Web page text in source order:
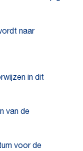
naar
in dit
van de
voor de